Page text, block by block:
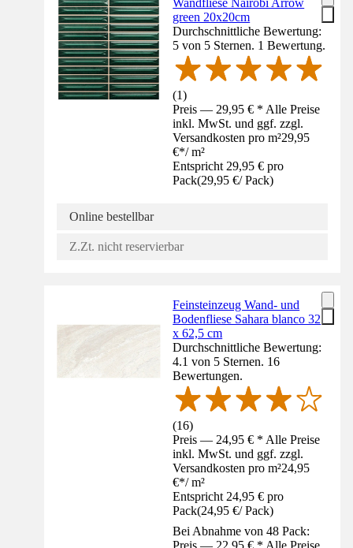
Wandfliese Nairobi Arrow
green 20x20cm
Durchschnittliche Bewertung:
5 von 5 Sternen. 1 Bewertung.
(1)
Preis — 29,95 € * Alle Preise
inkl. MwSt. und ggf. zzgl.
Versandkosten pro m²29,95
€*/ m²
Entspricht 29,95 € pro
Pack(29,95 €/ Pack)
Online bestellbar
Z.Zt. nicht reservierbar
Feinsteinzeug Wand- und
Bodenfliese Sahara blanco 32
x 62,5 cm
Durchschnittliche Bewertung:
4.1 von 5 Sternen. 16
Bewertungen.
(16)
Preis — 24,95 € * Alle Preise
inkl. MwSt. und ggf. zzgl.
Versandkosten pro m²24,95
€*/ m²
Entspricht 24,95 € pro
Pack(24,95 €/ Pack)
Bei Abnahme von 48 Pack:
Preis — 22,95 € * Alle Preise